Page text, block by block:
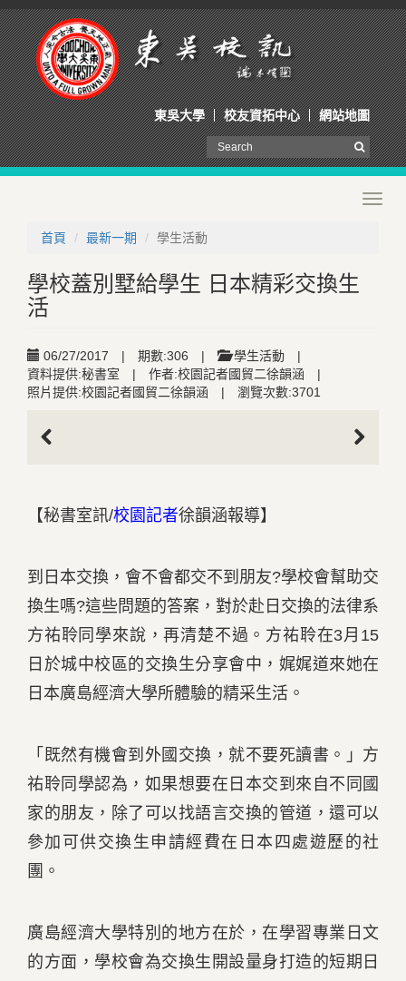
東吳大學 校友資拓中心 網站地圖
首頁
最新一期 學生活動
學校蓋別墅給學生 日本精彩交換生
活
06/27/2017 | 期數:306 | 學生活動
|
資料提供:秘書室
| 作者:校園記者國貿二徐韻涵
|
照片提供:校園記者國貿二徐韻涵
| 瀏覽次數:3701
【秘書室訊/校園記者徐韻涵報導】
到日本交換，會不會都交不到朋友?學校會幫助交
換生嗎?這些問題的答案，對於赴日交換的法律系
方祐聆同學來說，再清楚不過。方祐聆在3月15
日於城中校區的交換生分享會中，娓娓道來她在
日本廣島經濟大學所體驗的精采生活。
「既然有機會到外國交換，就不要死讀書。」方
祐聆同學認為，如果想要在日本交到來自不同國
家的朋友，除了可以找語言交換的管道，還可以
參加可供交換生申請經費在日本四處遊歷的社
團。
廣島經濟大學特別的地方在於，在學習專業日文
的方面，學校會為交換生開設量身打造的短期日